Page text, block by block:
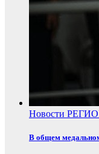
Новости
В общем